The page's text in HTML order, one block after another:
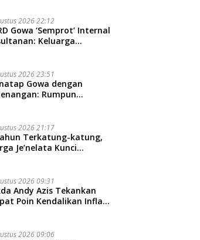
2026 22:12
Gowa ‘Semprot’ Internal
Keluarga
2026 23:51
Gowa dengan
Rumpun
Tekankan Jalur
Ingatkan Soal
dan Adab
2026 21:17
Terkatung-katung,
Je’nelata Kunci
2026 09:31
Andy Azis Tekankan
Poin Kendalikan Inflasi
2026 09:06